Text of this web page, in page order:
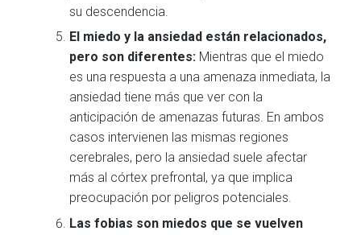
su descendencia.
El miedo y la ansiedad están relacionados,
pero son diferentes: Mientras que el miedo
es una respuesta a una amenaza inmediata, la
ansiedad tiene más que ver con la
anticipación de amenazas futuras. En ambos
casos intervienen las mismas regiones
cerebrales, pero la ansiedad suele afectar
más al córtex prefrontal, ya que implica
preocupación por peligros potenciales.
Las fobias son miedos que se vuelven